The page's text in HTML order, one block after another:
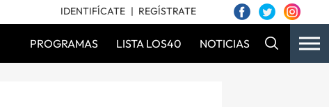
IDENTIFÍCATE REGÍSTRATE
PROGRAMAS LISTA LOS40 NOTICIAS